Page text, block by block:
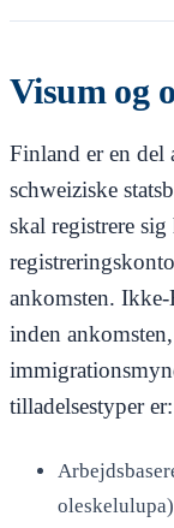
Visum og
Finland er en del
schweiziske
skal registrere
ankomsten.
inden
tilladelsestyper er: